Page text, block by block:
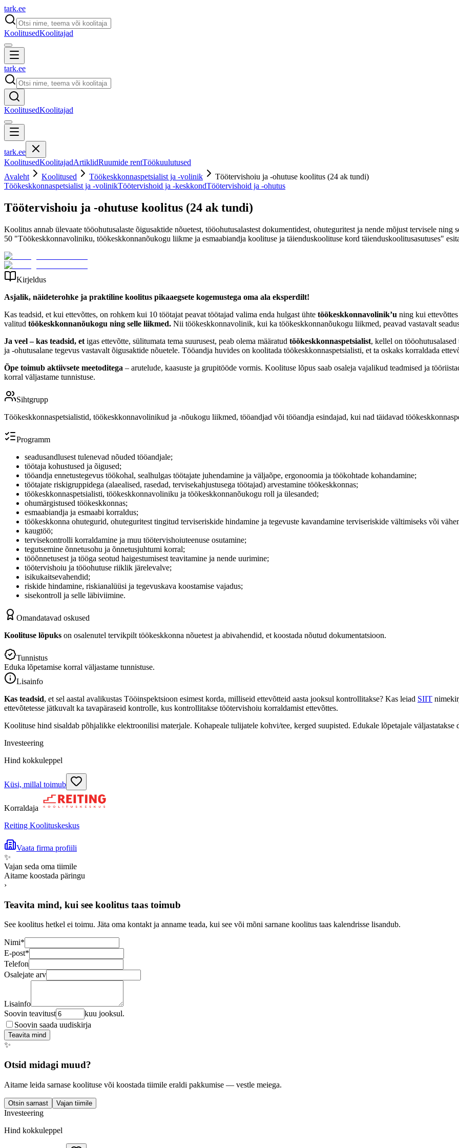
tark.ee
KoolitusedKoolitajad
tark.ee
KoolitusedKoolitajad
tark.ee
KoolitusedKoolitajadArtiklidRuumide rentTöökuulutused
Avaleht
Koolitused Töökeskkonnaspetsialist ja -volinik
Töötervishoiu ja -ohutuse koolitus (24 ak tundi)
Töökeskkonnaspetsialist ja -volinikTöötervishoid ja -keskkondTöötervishoid ja -ohutus
Töötervishoiu ja -ohutuse koolitus (24 ak tundi)
Koolitus annab ülevaate tööohutusalaste õigusaktide nõuetest, tööohutusalastest dokumentidest, ohuteguritest ja nende mõjust tervisele
50 "Töökeskkonnavoliniku, töökeskkonnanõukogu liikme ja esmaabiandja koolituse ja täienduskoolituse kord täienduskoolitusasutuses"
Kirjeldus
Asjalik, näideterohke ja praktiline koolitus pikaaegsete kogemustega oma ala eksperdilt!
Kas teadsid, et kui ettevõttes, on rohkem kui 10 töötajat peavat töötajad valima enda hulgast ühte töökeskkonnavolinik’u ning kui
valitud töökeskkonnanõukogu ning selle liikmed. Nii töökeskkonnavolinik, kui ka töökeskkonnanõukogu liikmed, peavad vastavalt
Ja veel – kas teadsid, et igas ettevõtte, sülitumata tema suurusest, peab olema määratud töökeskkonnaspetsialist, kellel on
ja -ohutusalane tegevus vastavalt õigusaktide nõuetele. Tööandja huvides on koolitada töökeskkonnaspetsialisti, et ta oskaks korraldada
Õpe toimub aktiivsete meetoditega – arutelude, kaasuste ja grupitööde vormis. Koolituse lõpus saab osaleja vajalikud teadmised ja
korral väljastame tunnistuse.
Sihtgrupp
Töökeskkonnaspetsialistid, töökeskkonnavolinikud ja -nõukogu liikmed, tööandjad või tööandja esindajad, kui nad täidavad
Programm
seadusandlusest tulenevad nõuded tööandjale;
töötaja kohustused ja õigused;
tööandja ennetustegevus töökohal, sealhulgas töötajate juhendamine ja väljaõpe, ergonoomia ja töökohtade kohandamine;
töötajate riskigruppidega (alaealised, rasedad, tervisekahjustusega töötajad) arvestamine töökeskkonnas;
töökeskkonnaspetsialisti, töökeskkonnavoliniku ja töökeskkonnanõukogu roll ja ülesanded;
ohumärgistused töökeskkonnas;
esmaabiandja ja esmaabi korraldus;
töökeskkonna ohutegurid, ohuteguritest tingitud terviseriskide hindamine ja tegevuste kavandamine terviseriskide vältimiseks või
kaugtöö;
tervisekontrolli korraldamine ja muu töötervishoiuteenuse osutamine;
tegutsemine õnnetusohu ja õnnetusjuhtumi korral;
tööõnnetusest ja tööga seotud haigestumisest teavitamine ja nende uurimine;
töötervishoiu ja tööohutuse riiklik järelevalve;
isikukaitsevahendid;
riskide hindamine, riskianalüüsi ja tegevuskava koostamise vajadus;
sisekontroll ja selle läbiviimine.
Omandatavad oskused
Koolituse lõpuks on osalenutel tervikpilt töökeskkonna nõuetest ja abivahendid, et koostada nõutud dokumentatsioon.
Tunnistus
Eduka lõpetamise korral väljastame tunnistuse.
Lisainfo
Kas teadsid, et sel aastal avalikustas Tööinspektsioon esimest korda, milliseid ettevõtteid aasta jooksul kontrollitakse? Kas leiad SIIT
ettevõtetesse jätkuvalt ka tavapäraseid kontrolle, kus kontrollitakse töötervishoiu korraldamist ettevõttes.
Koolituse hind sisaldab põhjalikke elektroonilisi materjale. Kohapeale tulijatele kohvi/tee, kerged suupisted. Edukale lõpetajale väljastatakse
Investeering
Hind kokkuleppel
Küsi, millal toimub
Korraldaja
Reiting Koolituskeskus
Vaata firma profiili
✨
Vajan seda oma tiimile
Aitame koostada päringu
›
Teavita mind, kui see koolitus taas toimub
See koolitus hetkel ei toimu. Jäta oma kontakt ja anname teada, kui see või mõni sarnane koolitus taas kalendrisse lisandub.
Nimi*
E-post*
Telefon
Osalejate arv
Lisainfo
Soovin teavitust
kuu jooksul.
Soovin saada uudiskirja
Teavita mind
✨
Otsid midagi muud?
Aitame leida sarnase koolituse või koostada tiimile eraldi pakkumise — vestle meiega.
Otsin sarnast Vajan tiimile
Investeering
Hind kokkuleppel